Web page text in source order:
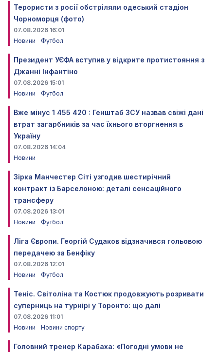
Терористи з росії обстріляли одеський стадіон
Чорноморця (фото)
07.08.2026 16:01
Новини
Футбол
Президент УЄФА вступив у відкрите протистояння з
Джанні Інфантіно
07.08.2026 15:01
Новини
Футбол
Вже мінус 1 455 420 : Генштаб ЗСУ назвав свіжі дані
втрат загарбників за час їхнього вторгнення в
Україну
07.08.2026 14:04
Новини
Зірка Манчестер Сіті узгодив шестирічний
контракт із Барселоною: деталі сенсаційного
трансферу
07.08.2026 13:01
Новини
Футбол
Ліга Європи. Георгій Судаков відзначився гольовою
передачею за Бенфіку
07.08.2026 12:01
Новини
Футбол
Теніс. Світоліна та Костюк продовжують розривати
суперниць на турнірі у Торонто: що далі
07.08.2026 11:01
Новини
Новини спорту
Головний тренер Карабаха: «Погодні умови не